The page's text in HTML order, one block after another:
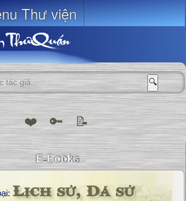
Thư viện
🔍
❤️ 🔑 📝
Lịch sử, Dã sử